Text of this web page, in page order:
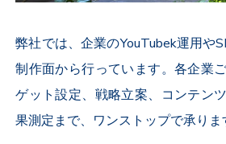
弊社では、企業のYouTubek運用や
制作面から行っています。各企業
ゲット設定、戦略立案、コンテン
果測定まで、ワンストップで承りま